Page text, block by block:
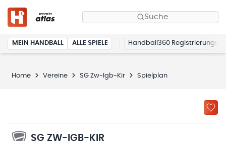
Suche
MEIN HANDBALL ALLE SPIELE Handball360 Registrierung
Home Vereine SG Zw-Igb-Kir Spielplan
SG ZW-IGB-KIR